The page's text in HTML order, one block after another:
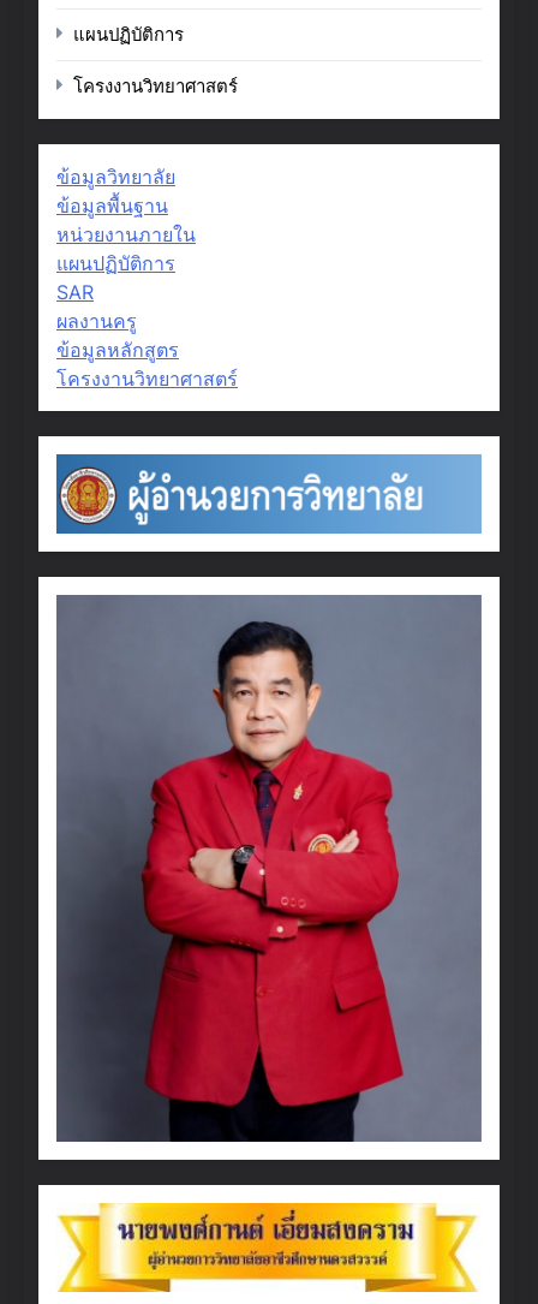
แผนปฏิบัติการ
โครงงานวิทยาศาสตร์
ข้อมูลวิทยาลัย
ข้อมูลพื้นฐาน
หน่วยงานภายใน
แผนปฏิบัติการ
SAR
ผลงานครู
ข้อมูลหลักสูตร
โครงงานวิทยาศาสตร์